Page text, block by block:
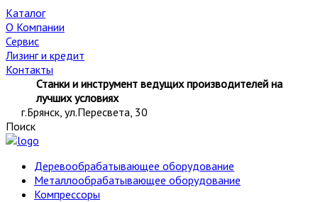
Каталог
О Компании
Сервис
Лизинг и кредит
Контакты
Станки и инструмент ведущих производителей на
лучших условиях
г.Брянск, ул.Пересвета, 30
Поиск
Деревообрабатывающее оборудование
Металлообрабатывающее оборудование
Компрессоры